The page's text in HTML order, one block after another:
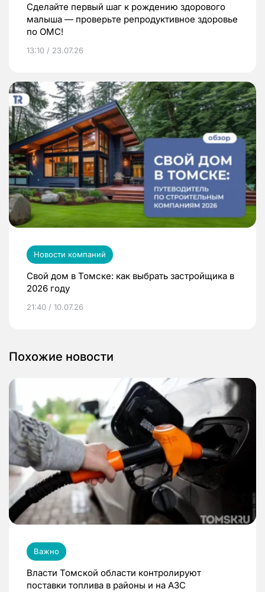
Сделайте первый шаг к рождению здорового
малыша — проверьте репродуктивное здоровье
по ОМС!
13:10 / 23.07.26
Новости компаний
Свой дом в Томске: как выбрать застройщика в
2026 году
21:40 / 10.07.26
Похожие новости
Важно
Власти Томской области контролируют
поставки топлива в районы и на АЗС